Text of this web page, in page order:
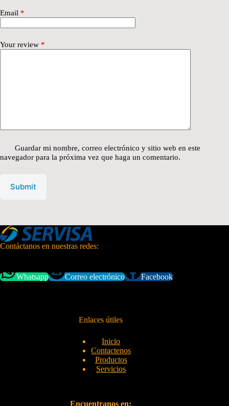
Email *
Your review *
Guardar mi nombre, correo electrónico y sitio web en este
navegador para la próxima vez que haga un comentario.
Submit
Contáctanos en nuestras redes:
Whatsapp Correo electrónico Facebook
Enlaces útiles
Inicio
Contactenos
Productos
Servicios
Encuentranos en: